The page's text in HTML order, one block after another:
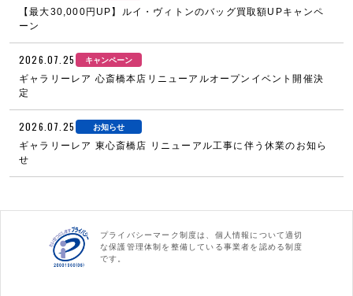
【最大30,000円UP】ルイ・ヴィトンのバッグ買取額UPキャンペ
ーン
2026.07.25 キャンペーン
ギャラリーレア 心斎橋本店リニューアルオープンイベント開催決
定
2026.07.25 お知らせ
ギャラリーレア 東心斎橋店 リニューアル工事に伴う休業のお知ら
せ
プライバシーマーク制度は、個人情報について適切
な保護管理体制を整備している事業者を認める制度
です。